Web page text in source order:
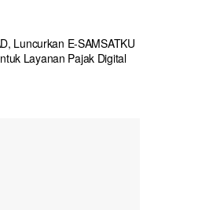
Luncurkan E-SAMSATKU
Layanan Pajak Digital